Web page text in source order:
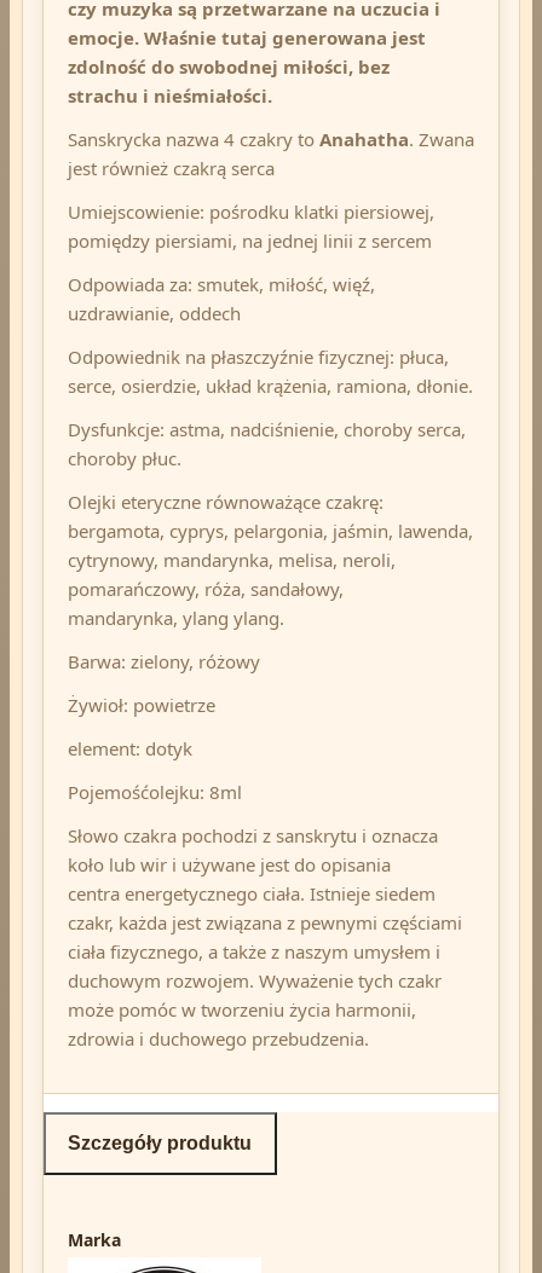
czy muzyka są przetwarzane na uczucia i
emocje. Właśnie tutaj generowana jest
zdolność do swobodnej miłości, bez
strachu i nieśmiałości.
Sanskrycka nazwa 4 czakry to Anahatha. Zwana
jest również czakrą serca
Umiejscowienie: pośrodku klatki piersiowej,
pomiędzy piersiami, na jednej linii z sercem
Odpowiada za: smutek, miłość, więź,
uzdrawianie, oddech
Odpowiednik na płaszczyźnie fizycznej: płuca,
serce, osierdzie, układ krążenia, ramiona, dłonie.
Dysfunkcje: astma, nadciśnienie, choroby serca,
choroby płuc.
Olejki eteryczne równoważące czakrę:
bergamota, cyprys, pelargonia, jaśmin, lawenda,
cytrynowy, mandarynka, melisa, neroli,
pomarańczowy, róża, sandałowy,
mandarynka, ylang ylang.
Barwa: zielony, różowy
Żywioł: powietrze
element: dotyk
Pojemośćolejku: 8ml
Słowo czakra pochodzi z sanskrytu i oznacza
koło lub wir i używane jest do opisania
centra energetycznego ciała. Istnieje siedem
czakr, każda jest związana z pewnymi częściami
ciała fizycznego, a także z naszym umysłem i
duchowym rozwojem. Wyważenie tych czakr
może pomóc w tworzeniu życia harmonii,
zdrowia i duchowego przebudzenia.
Szczegóły produktu
Marka